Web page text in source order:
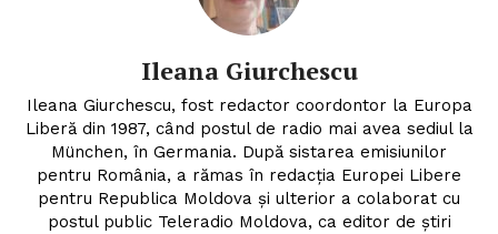
Ileana Giurchescu
Ileana Giurchescu, fost redactor coordontor la Europa
Liberă din 1987, când postul de radio mai avea sediul la
München, în Germania. După sistarea emisiunilor
pentru România, a rămas în redacția Europei Libere
pentru Republica Moldova și ulterior a colaborat cu
postul public Teleradio Moldova, ca editor de știri